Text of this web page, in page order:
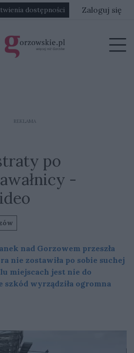
dostępności Zaloguj się
REKLAMA
po
-
nad Gorzowem przeszła
nie zostawiła po sobie suchej
miejscach jest nie do
szkód wyrządziła ogromna